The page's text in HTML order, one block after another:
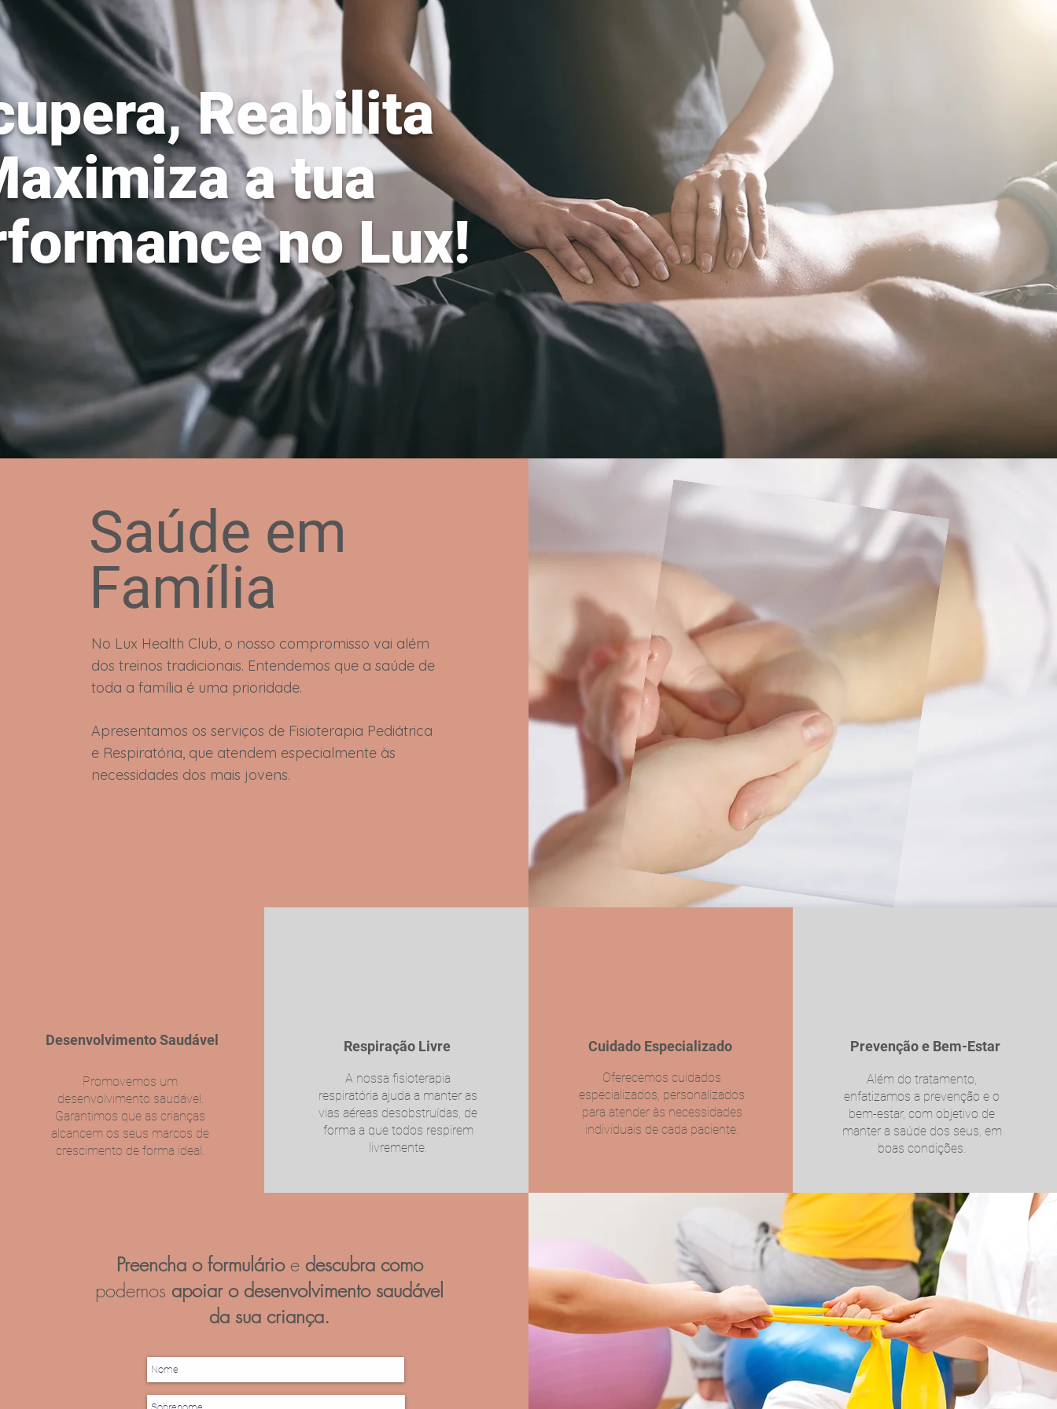
Reabilita
a tua
no Lux!
Saúde em
Família
No Lux Health Club, o nosso compromisso vai além
dos treinos tradicionais. Entendemos que a saúde de
toda a família é uma prioridade.
Apresentamos os serviços de Fisioterapia Pediátrica
e Respiratória, que atendem especialmente às
necessidades dos mais jovens.
Desenvolvimento Saudável
Promovemos um
desenvolvimento saudável.
Garantimos que as crianças
alcancem os seus marcos de
crescimento de forma ideal.
Respiração Livre
A nossa fisioterapia
respiratória ajuda a manter as
vias aéreas desobstruídas, de
forma a que todos respirem
livremente.
Cuidado Especializado
Oferecemos cuidados
especializados, personalizados
para atender às necessidades
individuais de cada paciente.
Prevenção e Bem-Estar
Além do tratamento,
enfatizamos a prevenção e o
bem-estar, com objetivo de
manter a saúde dos seus, em
boas condições.
Preencha o formulárioe descubra como
podemos apoiar o desenvolvimento saudável
da sua criança.